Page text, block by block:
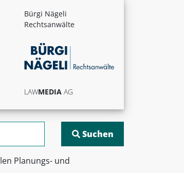
Bürgi Nägeli
Rechtsanwälte
LAWMEDIA AG
Planungs- und